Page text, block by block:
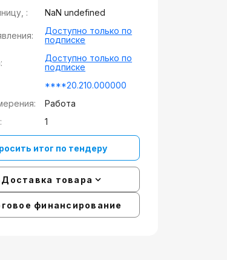
: NaN undefined
Доступно только по
подписке
Доступно только по
подписке
****20.210.000000
Работа
1
итог по тендеру
Доставка товара
финансирование